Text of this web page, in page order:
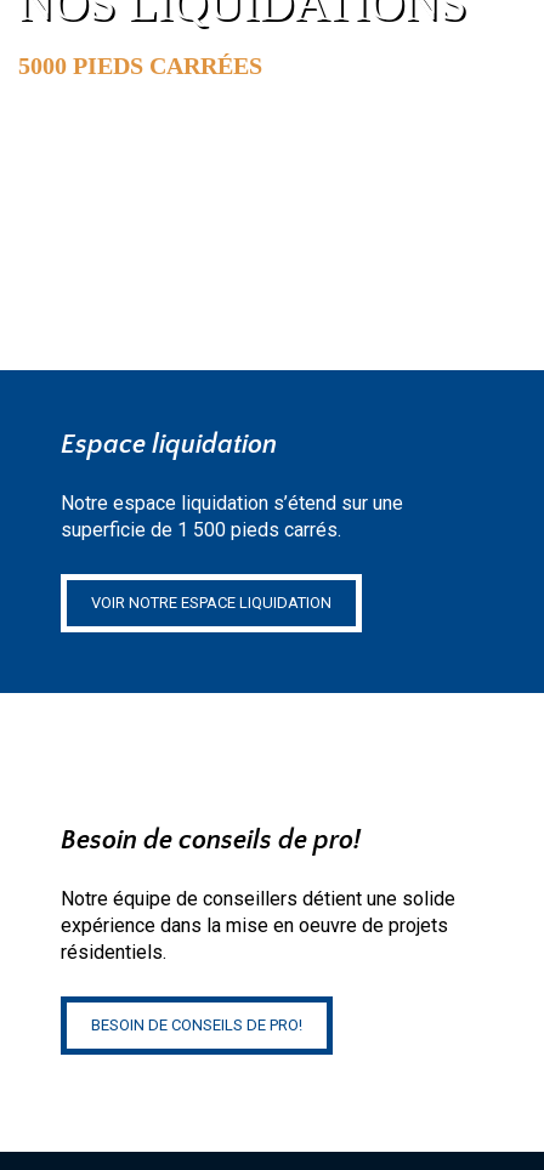
5000 PIEDS CARRÉES
Espace liquidation
Notre espace liquidation s’étend sur une
superficie de 1 500 pieds carrés.
VOIR NOTRE ESPACE LIQUIDATION
Besoin de conseils de pro!
Notre équipe de conseillers détient une solide
expérience dans la mise en oeuvre de projets
résidentiels.
BESOIN DE CONSEILS DE PRO!